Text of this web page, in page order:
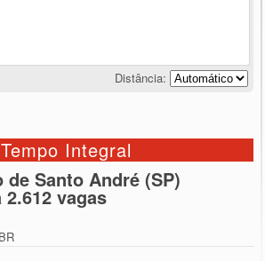
Distância:
Tempo Integral
Santo André (SP)
vagas
BR